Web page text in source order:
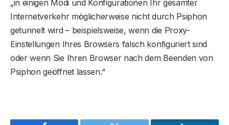
„in einigen Modi und Konfigurationen Ihr gesamter
Internetverkehr möglicherweise nicht durch Psiphon
getunnelt wird – beispielsweise, wenn die Proxy-
Einstellungen Ihres Browsers falsch konfiguriert sind
oder wenn Sie Ihren Browser nach dem Beenden von
Psiphon geöffnet lassen.“